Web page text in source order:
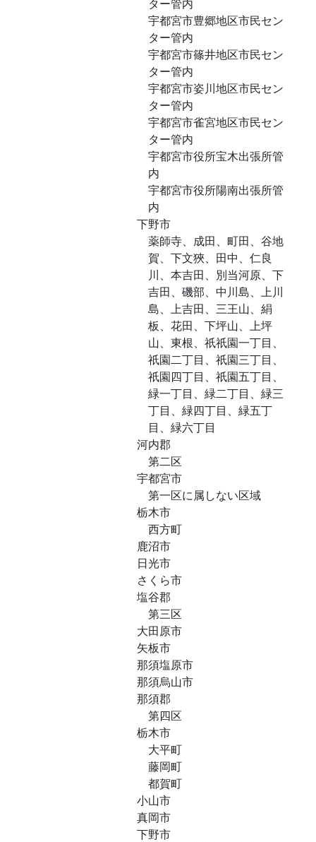
宇都宮市豊郷地区市民セン
ター管内
宇都宮市篠井地区市民セン
ター管内
宇都宮市姿川地区市民セン
ター管内
宇都宮市雀宮地区市民セン
ター管内
宇都宮市役所宝木出張所管
内
宇都宮市役所陽南出張所管
内
下野市
薬師寺、成田、町田、谷地
賀、下文狹、田中、仁良
川、本吉田、別当河原、下
吉田、磯部、中川島、上川
島、上吉田、三王山、絹
板、花田、下坪山、上坪
山、東根、祇祇園一丁目、
祇園二丁目、祇園三丁目、
祇園四丁目、祇園五丁目、
緑一丁目、緑二丁目、緑三
丁目、緑四丁目、緑五丁
目、緑六丁目
河内郡
第二区
宇都宮市
第一区に属しない区域
栃木市
西方町
鹿沼市
日光市
さくら市
塩谷郡
第三区
大田原市
矢板市
那須塩原市
那須烏山市
那須郡
第四区
栃木市
大平町
藤岡町
都賀町
小山市
真岡市
下野市